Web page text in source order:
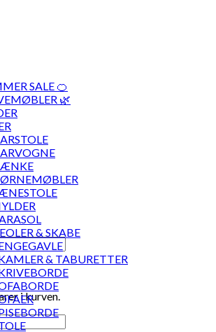
i kurven.
SALE 🍊
🌿
& SKABE
& TABURETTER